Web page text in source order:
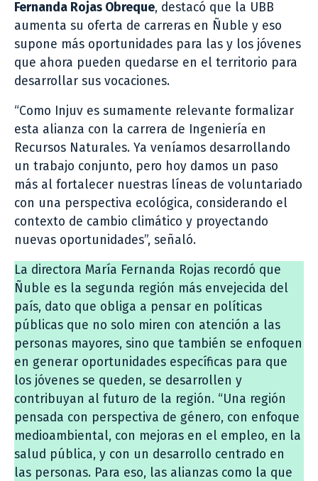
Fernanda Rojas Obreque, destacó que la UBB
aumenta su oferta de carreras en Ñuble y eso
supone más oportunidades para las y los jóvenes
que ahora pueden quedarse en el territorio para
desarrollar sus vocaciones.
“Como Injuv es sumamente relevante formalizar
esta alianza con la carrera de Ingeniería en
Recursos Naturales. Ya veníamos desarrollando
un trabajo conjunto, pero hoy damos un paso
más al fortalecer nuestras líneas de voluntariado
con una perspectiva ecológica, considerando el
contexto de cambio climático y proyectando
nuevas oportunidades”, señaló.
La directora María Fernanda Rojas recordó que
Ñuble es la segunda región más envejecida del
país, dato que obliga a pensar en políticas
públicas que no solo miren con atención a las
personas mayores, sino que también se enfoquen
en generar oportunidades específicas para que
los jóvenes se queden, se desarrollen y
contribuyan al futuro de la región. “Una región
pensada con perspectiva de género, con enfoque
medioambiental, con mejoras en el empleo, en la
salud pública, y con un desarrollo centrado en
las personas. Para eso, las alianzas como la que